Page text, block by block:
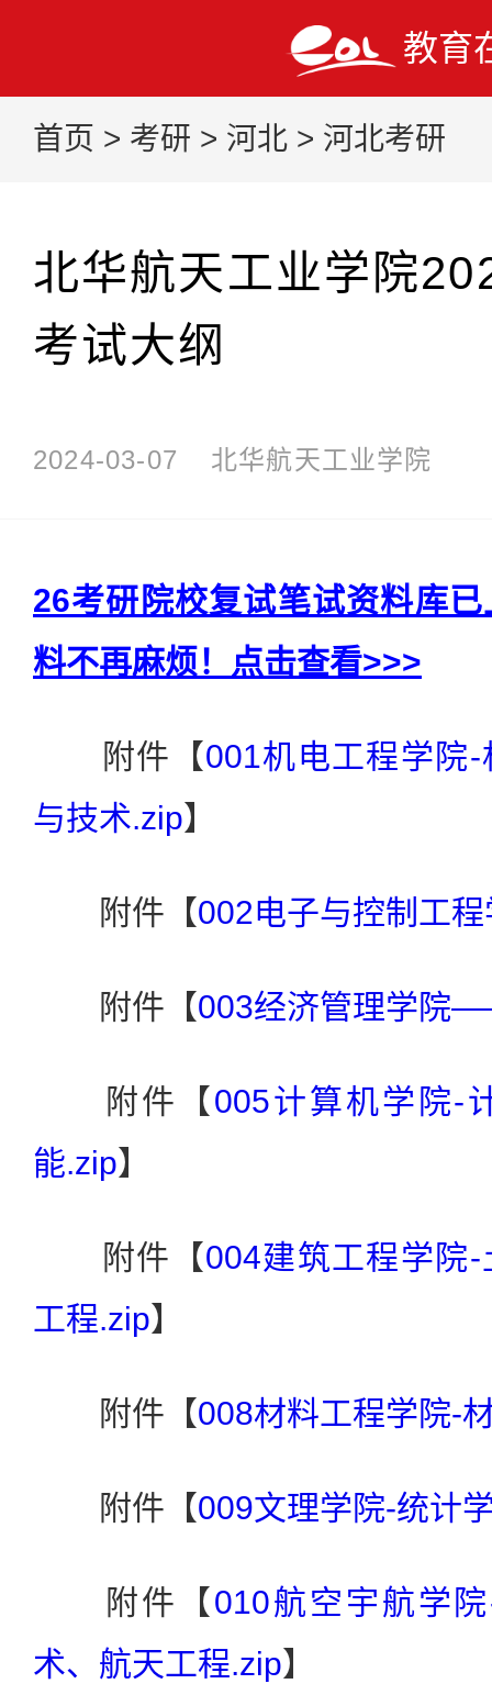
教育
首页 > 考研 > 河北 > 河北考研
北华航天工业学院
考试大纲
2024-03-07 北华航天工业学院
26考研院校复试笔试资料库
料不再麻烦！点击查看>>>
附件【001机电工程学院
与技术.zip】
附件【002电子与控制工
附件【003经济管理学院
附件【 005计算机学院-
能.zip】
附件【004建筑工程学院
工程.zip】
附件【008材料工程学院-
附件【009文理学院-统计
附件【 010航空宇航学
术、航天工程.zip】